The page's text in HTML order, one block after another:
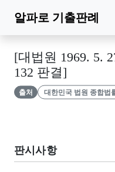
알파로 기출판례
[대법원 1969. 5.
132 판결]
출처 대한민국 법원 종합법
판시사항